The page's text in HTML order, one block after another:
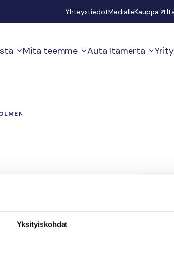
Yksityiskohdat
YhteystiedotMedialleKauppa
Mitä teemme Auta Itämerta